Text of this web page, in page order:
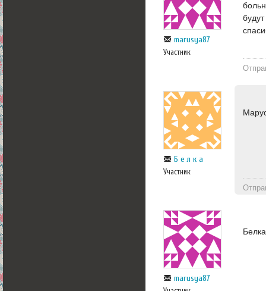
marusya87
Участник
Б е л к а
Участник
marusya87